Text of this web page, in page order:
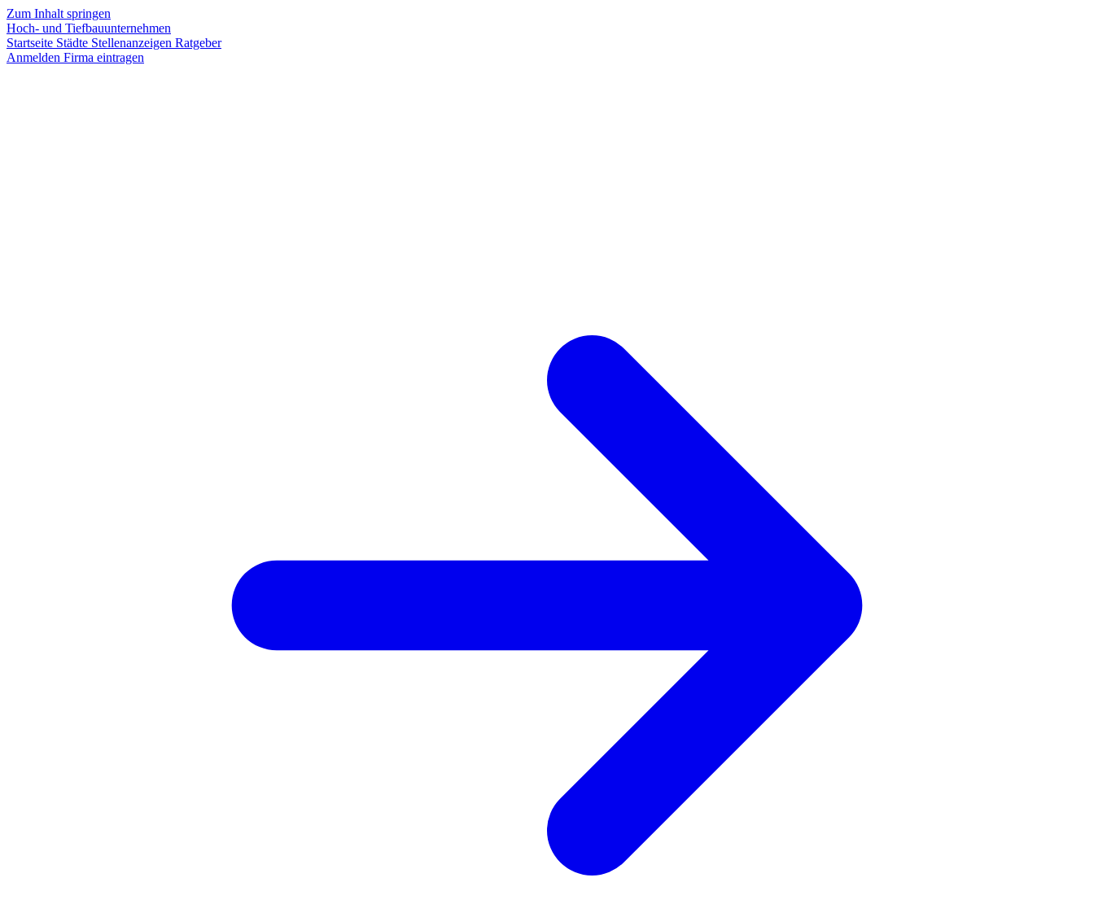
Zum Inhalt springen
Hoch- und Tiefbauunternehmen
Startseite Städte Stellenanzeigen Ratgeber
Anmelden Firma eintragen